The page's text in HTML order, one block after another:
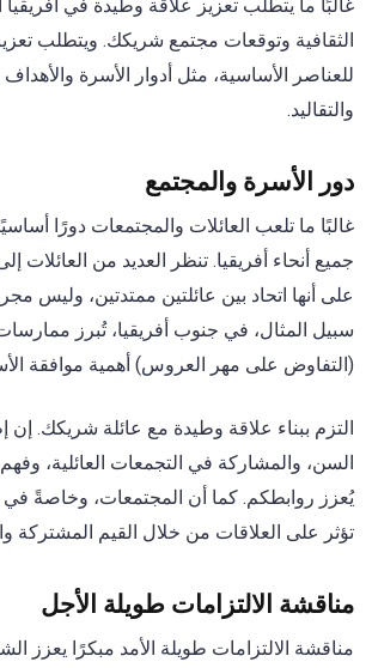
غالبًا ما يتطلب تعزيز علاقة وطيدة في أفريقيا
الثقافية وتوقعات مجتمع شريكك. ويتطلب
للعناصر الأساسية، مثل أدوار الأسرة
والتقاليد.
دور الأسرة والمجتمع
غالبًا ما تلعب العائلات والمجتمعات دورًا
جميع أنحاء أفريقيا. تنظر العديد من العائلات
على أنها اتحاد بين عائلتين ممتدتين، وليس
سبيل المثال، في جنوب أفريقيا، تُبرز
(التفاوض على مهر العروس) أهمية موافقة
التزم ببناء علاقة وطيدة مع عائلة شريكك. إن
السن، والمشاركة في التجمعات العائلية، وفهم
يُعزز روابطكم. كما أن المجتمعات، وخاصةً في
تؤثر على العلاقات من خلال القيم المشتركة
مناقشة الالتزامات طويلة الأجل
مناقشة الالتزامات طويلة الأمد مبكرًا يعزز